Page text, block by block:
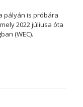
pályán is próbára
2022 júliusa óta
(WEC).